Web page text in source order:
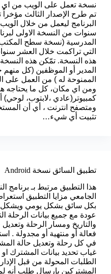
نسخة تعمل على الويب من اي
تم طرح الإصدار الثالث مؤخراً
البرنامج ليعمل من خلال
سنوات من النسخة الاولى
المدرسية (نسخة سطح
التي تراكمت خلال العشر
هذه النسخة. تمّكن هذه
المدير أو الموظفين (كل
الممنوحة له ) من العمل على
ومن اي مكان، كل ما يحتاجه
كمبيوتر(عادي ،لابتوب، لوحي)
ومتصفح انترنت ، أي أن
تثبيت أي شيء…
تطبيق السائق نسخة Android
هذا التطبيق مرتبط بـ برنامج
الجامعي مزايا التطبيق
بكل سائق بشكل يومي
عودة مع جميع بيانات الرحلة
والتاريخ ومسار الرحلة
فعالة أو منتهية أو مجدولة .
في كل رحلة وتعديل حالة
غياب تحديد بيانات المشترك او
الطلبات المحولة من قبل
المشتركين بإرسال طلب أنه